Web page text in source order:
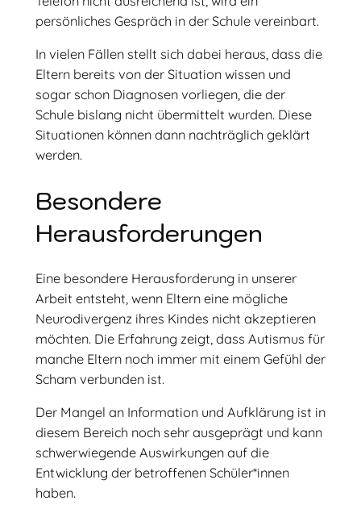
persönliches Gespräch in der Schule vereinbart.
In vielen Fällen stellt sich dabei heraus, dass die
Eltern bereits von der Situation wissen und
sogar schon Diagnosen vorliegen, die der
Schule bislang nicht übermittelt wurden. Diese
Situationen können dann nachträglich geklärt
werden.
Besondere
Herausforderungen
Eine besondere Herausforderung in unserer
Arbeit entsteht, wenn Eltern eine mögliche
Neurodivergenz ihres Kindes nicht akzeptieren
möchten. Die Erfahrung zeigt, dass Autismus für
manche Eltern noch immer mit einem Gefühl der
Scham verbunden ist.
Der Mangel an Information und Aufklärung ist in
diesem Bereich noch sehr ausgeprägt und kann
schwerwiegende Auswirkungen auf die
Entwicklung der betroffenen Schüler*innen
haben.